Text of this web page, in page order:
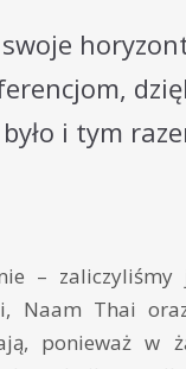
i tym
–
Naam Thai
ponieważ